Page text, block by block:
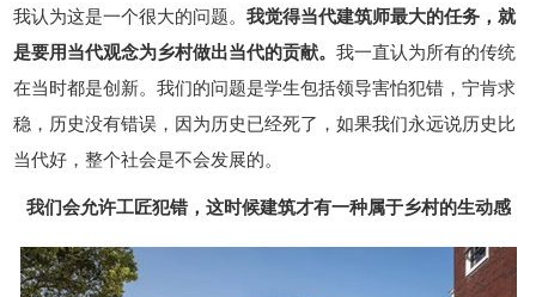
我认为这是一个很大的问题。我觉得当代建筑师最大的任务，就
是要用当代观念为乡村做出当代的贡献。我一直认为所有的传统
在当时都是创新。我们的问题是学生包括领导害怕犯错，宁肯求
稳，历史没有错误，因为历史已经死了，如果我们永远说历史比
当代好，整个社会是不会发展的。
我们会允许工匠犯错，这时候建筑才有一种属于乡村的生动感